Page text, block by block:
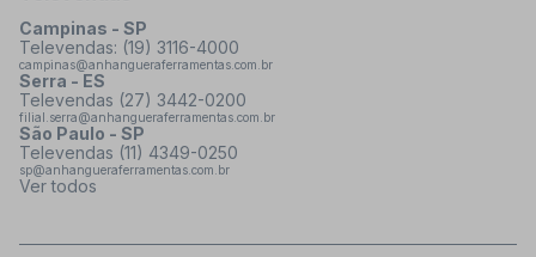
Campinas - SP
Televendas: (19) 3116-4000
campinas@anhangueraferramentas.com.br
Serra - ES
Televendas (27) 3442-0200
filial.serra@anhangueraferramentas.com.br
São Paulo - SP
Televendas (11) 4349-0250
sp@anhangueraferramentas.com.br
Ver todos